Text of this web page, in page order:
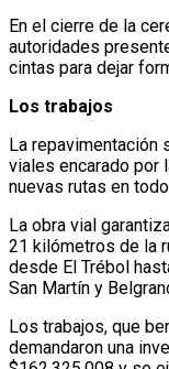
En el cierre de la
autoridades
cintas para dejar
Los trabajos
La repavimentación
viales encarado por
nuevas rutas en
La obra vial
21 kilómetros de la
desde El Trébol
San Martín y
Los trabajos, que
demandaron una